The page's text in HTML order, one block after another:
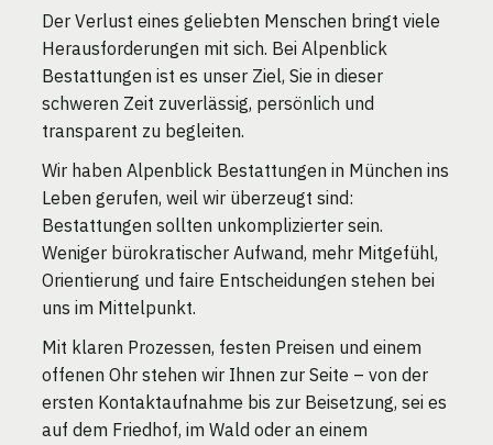
Der Verlust eines geliebten Menschen bringt viele
Herausforderungen mit sich. Bei Alpenblick
Bestattungen ist es unser Ziel, Sie in dieser
schweren Zeit zuverlässig, persönlich und
transparent zu begleiten.
Wir haben Alpenblick Bestattungen in München ins
Leben gerufen, weil wir überzeugt sind:
Bestattungen sollten unkomplizierter sein.
Weniger bürokratischer Aufwand, mehr Mitgefühl,
Orientierung und faire Entscheidungen stehen bei
uns im Mittelpunkt.
Mit klaren Prozessen, festen Preisen und einem
offenen Ohr stehen wir Ihnen zur Seite – von der
ersten Kontaktaufnahme bis zur Beisetzung, sei es
auf dem Friedhof, im Wald oder an einem